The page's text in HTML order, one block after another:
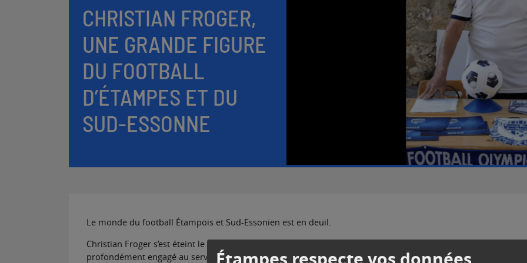
CHRISTIAN FROGER,
UNE GRANDE FIGURE
DU FOOTBALL
D’ÉTAMPES ET DU
SUD-ESSONNE
Le monde du football Étampois et Sud-Essonien est en deuil.
Christian Froger s’est éteint le 5 mai dernier, laissant derrière lui le souvenir d’un homme passionné, fidèle et
profondément engagé au service du football amateur.